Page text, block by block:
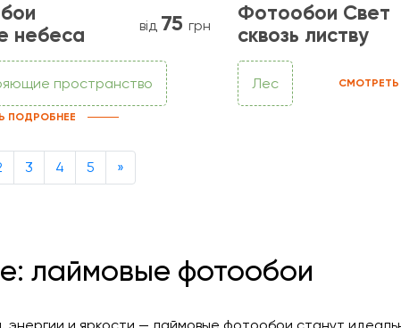
небеса
від 75 грн
пространство
ПОДРОБНЕЕ
Фотообои Свет
сквозь листву
Лес
3 4 5 »
лаймовые фотообои